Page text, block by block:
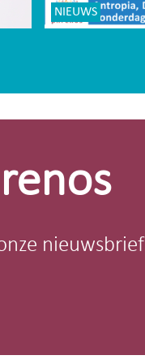
NIEUWS
nieuwsbrief